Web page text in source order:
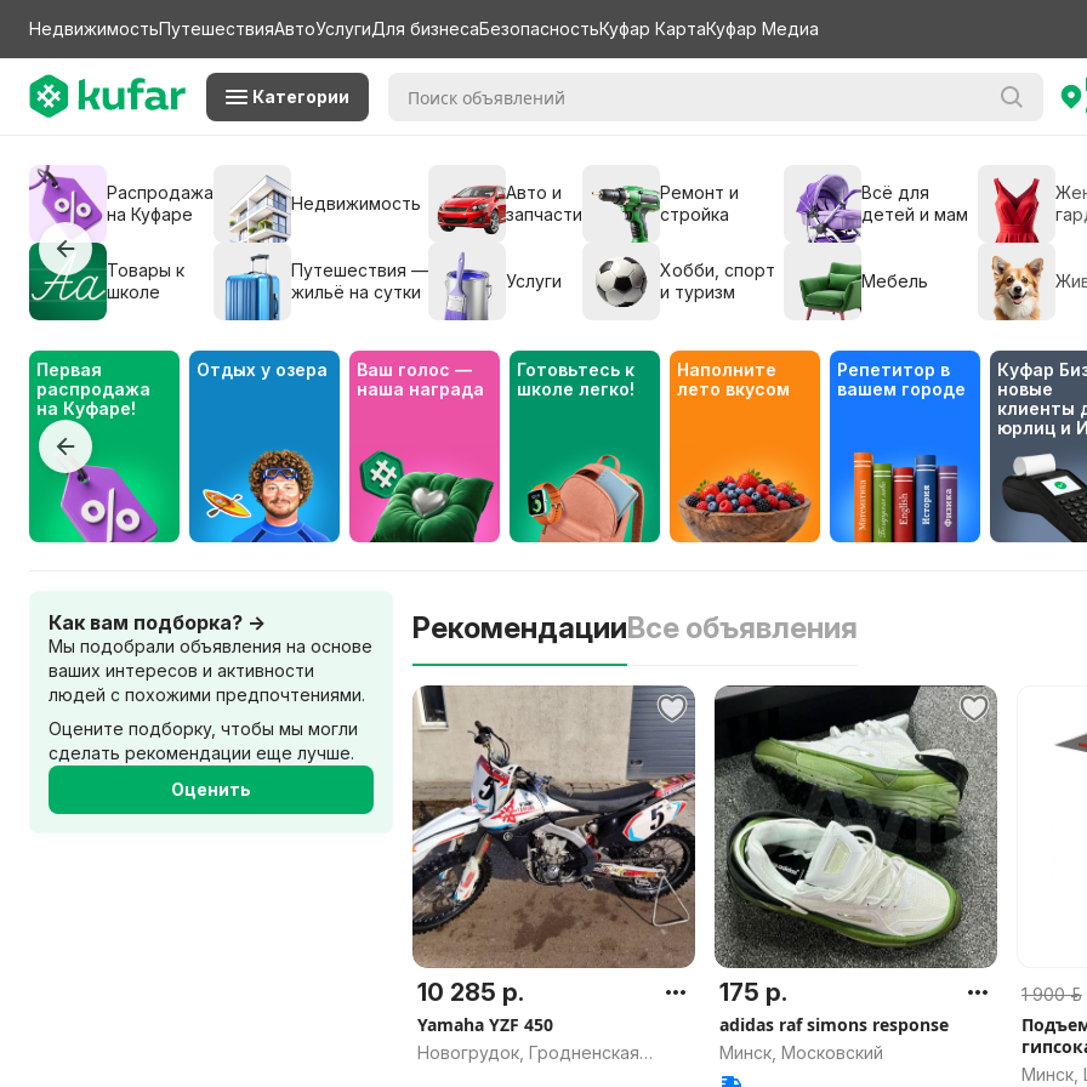
НедвижимостьПутешествияАвтоУслугиДля бизнесаБезопасностьКуфар КартаКуфар Медиа
Категории
Распродажа
на Куфаре
Товары к
школе
Недвижимость
Путешествия —
жильё на сутки
Авто и
запчасти
Услуги
Ремонт и
стройка
Хобби, спорт
и туризм
Всё для
детей и мам
Мебель
Первая
распродажа
на Куфаре!
Отдых у озера
Ваш голос —
наша награда
Готовьтесь к
школе легко!
Наполните
лето вкусом
Репетитор в
вашем городе
Куфар
новые
клиенты
юрлиц и
Как вам подборка? →
Мы подобрали объявления на основе
ваших интересов и активности
людей с похожими предпочтениями.
Оцените подборку, чтобы мы могли
сделать рекомендации еще лучше.
Оценить
РекомендацииВсе объявления
10 285 р.
Yamaha YZF 450
Новогрудок, Гродненская
175 р.
adidas raf simons response
Минск, Московский
1 900 р.
PLAC
Минск,